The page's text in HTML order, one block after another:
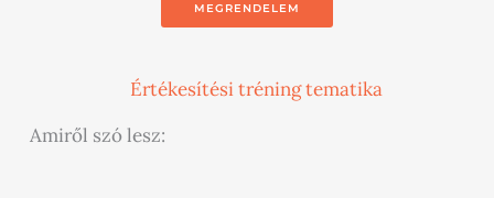
MEGRENDELEM
Értékesítési tréning tematika
Amiről szó lesz: